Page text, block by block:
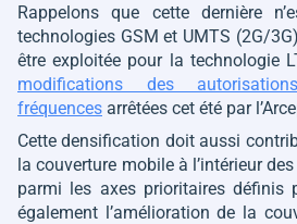
Rappelons que cette dernière
technologies GSM et UMTS (2G/
être exploitée pour la technologie
modifications des
fréquences arrêtées cet été par
Cette densification doit aussi
la couverture mobile à l’intérieur
parmi les axes prioritaires définis
également l’amélioration de la